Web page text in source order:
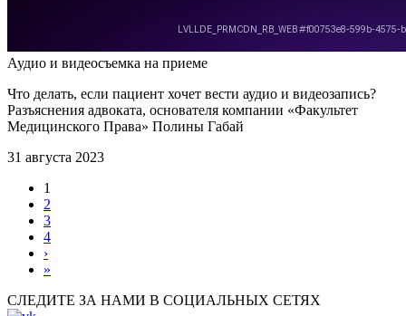
Аудио и видеосъемка на приеме
Что делать, если пациент хочет вести аудио и видеозапись?
Разъяснения адвоката, основателя компании «Факультет
Медицинского Права» Полины Габай
31 августа 2023
1
2
3
4
›
»
СЛЕДИТЕ ЗА НАМИ В СОЦИАЛЬНЫХ СЕТЯХ